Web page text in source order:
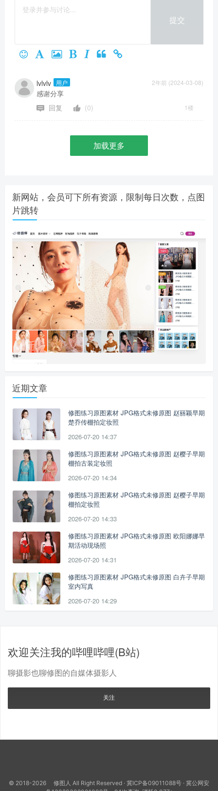
提交
lvlvlv 用户
感谢分享
2年前 (2024-03-08)
1楼
回复 (0)
加载更多
新网站，会员可下所有资源，限制每日次数，点图
片跳转
近期文章
修图练习原图素材 JPG格式未修原图 赵丽颖早期
楚乔传棚拍定妆照
2026-07-20 14:37
修图练习原图素材 JPG格式未修原图 赵樱子早期
棚拍古装定妆照
2026-07-20 14:34
修图练习原图素材 JPG格式未修原图 赵樱子早期
棚拍定妆照
2026-07-20 14:33
修图练习原图素材 JPG格式未修原图 欧阳娜娜早
期活动现场照
2026-07-20 14:31
修图练习原图素材 JPG格式未修原图 白卉子早期
室内写真
2026-07-20 14:29
欢迎关注我的哔哩哔哩(B站)
聊摄影也聊修图的自媒体摄影人
关注
© 2018-2026 修图人 All Right Reserved · 冀ICP备09011088号 · 冀公网安